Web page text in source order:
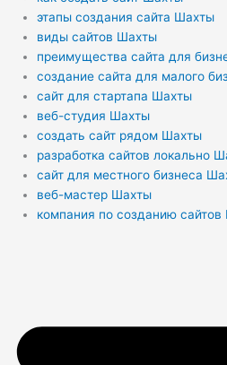
этапы создания сайта Шахты
виды сайтов Шахты
преимущества сайта для
создание сайта для малого
сайт для стартапа Шахты
веб-студия Шахты
создать сайт рядом Шахты
разработка сайтов локально
сайт для местного бизнеса
веб-мастер Шахты
компания по созданию